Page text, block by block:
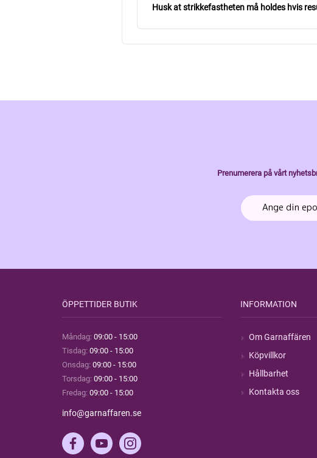
Husk at strikkefastheten må holdes hvis
Prenumerera på vårt
ÖPPETTIDER BUTIK
Måndag: 09:00 - 15:00
Tisdag: 09:00 - 15:00
Onsdag: 09:00 - 15:00
Torsdag: 09:00 - 15:00
Fredag: 09:00 - 15:00
info@garnaffaren.se
INFORMATION
Om Garnaffären
Köpvillkor
Hållbarhet
Kontakta oss